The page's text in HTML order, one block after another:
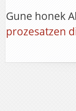
Gune honek
prozesatzen